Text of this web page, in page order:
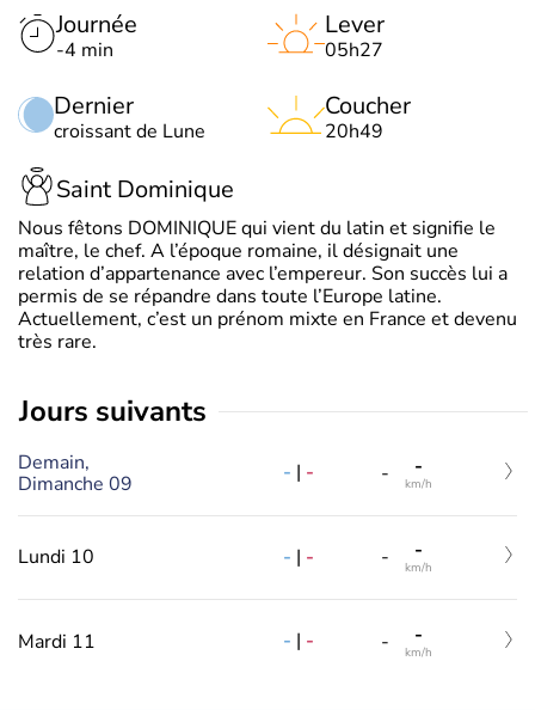
Journée
-4 min
Dernier
croissant de Lune
Lever
05h27
Coucher
20h49
Saint Dominique
Nous fêtons DOMINIQUE qui vient du latin et signifie le
maître, le chef. A l’époque romaine, il désignait une
relation d’appartenance avec l’empereur. Son succès lui a
permis de se répandre dans toute l’Europe latine.
Actuellement, c’est un prénom mixte en France et devenu
très rare.
jours suivants
Demain,
Dimanche 09
- | - - -
km/h
Lundi 10 - | - - -
km/h
Mardi 11 - | - - -
km/h